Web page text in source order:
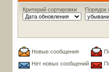
Критерий сортировки Порядок
Новые сообщения
Нет новых сообщений